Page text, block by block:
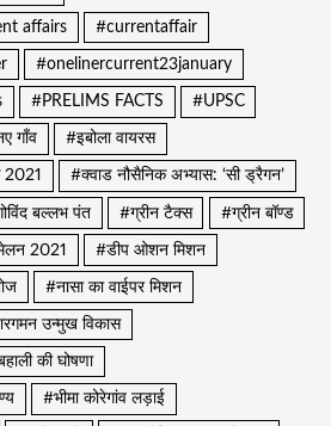
affairs #currentaffair
#onelinercurrent23january
#PRELIMS FACTS #UPSC
गाँव #इबोला वायरस
2021 #क्वाड नौसैनिक अभ्यास: ‘सी ड्रैगन’
बल्लभ पंत #ग्रीन टैक्स #ग्रीन बॉण्ड
2021 #डीप ओशन मिशन
#नासा का वाईपर मिशन
उन्मुख विकास
की घोषणा
#भीमा कोरेगांव लड़ाई